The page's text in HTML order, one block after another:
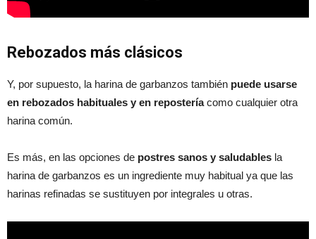
Rebozados más clásicos
Y, por supuesto, la harina de garbanzos también puede usarse
en rebozados habituales y en reposteríacomo cualquier otra
harina común.
Es más, en las opciones de postres sanos y saludables la
harina de garbanzos es un ingrediente muy habitual ya que las
harinas refinadas se sustituyen por integrales u otras.